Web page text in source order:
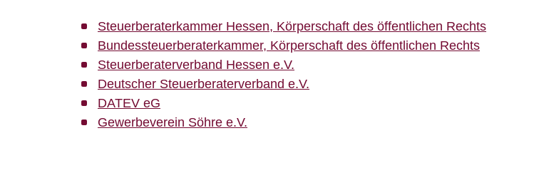
Steuerberaterkammer Hessen, Körperschaft des öffentlichen Rechts
Bundessteuerberaterkammer, Körperschaft des öffentlichen Rechts
Steuerberaterverband Hessen e.V.
Deutscher Steuerberaterverband e.V.
DATEV eG
Gewerbeverein Söhre e.V.